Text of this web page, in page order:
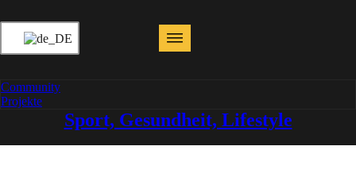
Community
Projekte
Sport, Gesundheit, Lifestyle